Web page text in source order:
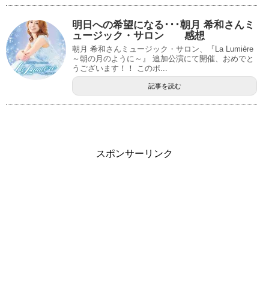
明日への希望になる･･･朝月 希和さんミ
ュージック・サロン 感想
朝月 希和さんミュージック・サロン、『La Lumière
～朝の月のように～』 追加公演にて開催、おめでと
うございます！！ このポ...
記事を読む
スポンサーリンク